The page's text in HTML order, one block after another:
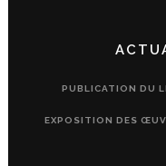
PUBLICATION DU
EXPOSITION DES